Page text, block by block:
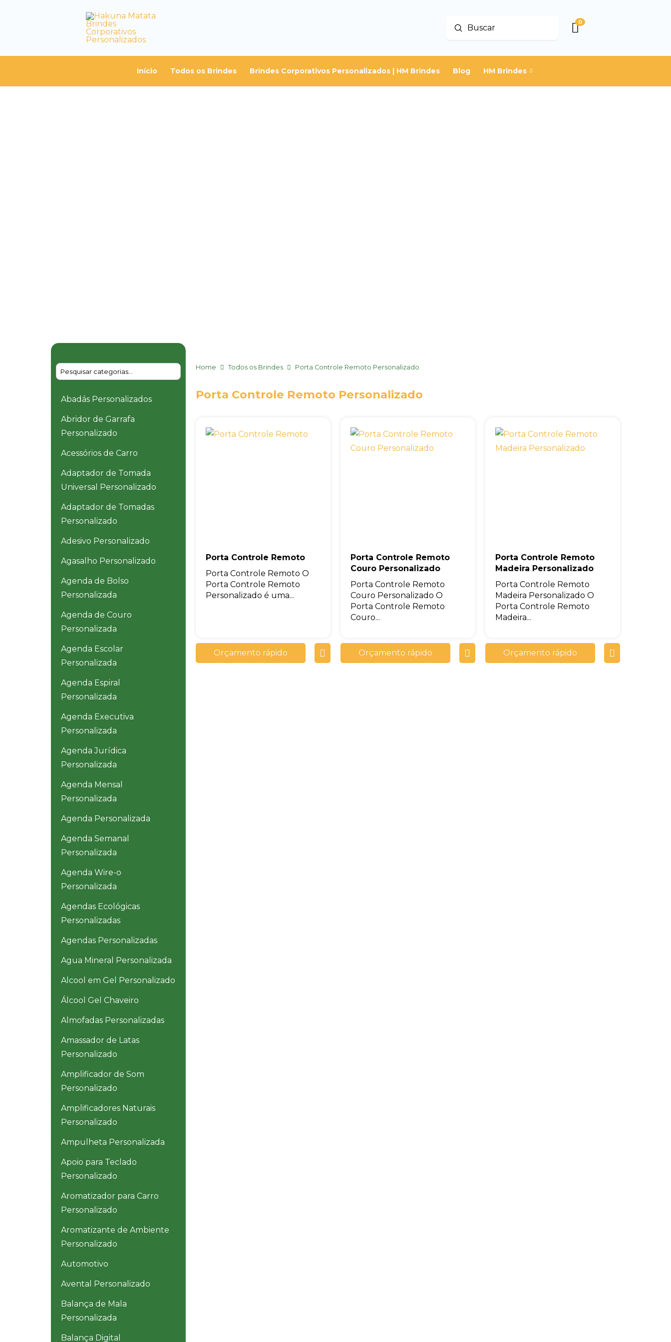
Buscar
Enviar
0
Início Todos os Brindes Brindes Corporativos Personalizados | HM Brindes Blog HM Brindes
Abadás Personalizados
Abridor de Garrafa
Personalizado
Acessórios de Carro
Adaptador de Tomada
Universal Personalizado
Adaptador de Tomadas
Personalizado
Adesivo Personalizado
Agasalho Personalizado
Agenda de Bolso
Personalizada
Agenda de Couro
Personalizada
Agenda Escolar
Personalizada
Agenda Espiral
Personalizada
Agenda Executiva
Personalizada
Agenda Jurídica
Personalizada
Agenda Mensal
Personalizada
Agenda Personalizada
Agenda Semanal
Personalizada
Agenda Wire-o
Personalizada
Agendas Ecológicas
Personalizadas
Agendas Personalizadas
Agua Mineral Personalizada
Alcool em Gel Personalizado
Álcool Gel Chaveiro
Almofadas Personalizadas
Amassador de Latas
Personalizado
Amplificador de Som
Personalizado
Amplificadores Naturais
Personalizado
Ampulheta Personalizada
Apoio para Teclado
Personalizado
Aromatizador para Carro
Personalizado
Aromatizante de Ambiente
Personalizado
Automotivo
Avental Personalizado
Balança de Mala
Personalizada
Balança Digital
Home Todos os Brindes Porta Controle Remoto Personalizado
Porta Controle Remoto Personalizado
Porta Controle Remoto
Porta Controle Remoto O
Porta Controle Remoto
Personalizado é uma...
Orçamento rápido
Porta Controle Remoto
Couro Personalizado
Porta Controle Remoto
Couro Personalizado O
Porta Controle Remoto
Couro...
Orçamento rápido
Porta Controle Remoto
Madeira Personalizado
Porta Controle Remoto
Madeira Personalizado O
Porta Controle Remoto
Madeira...
Orçamento rápido